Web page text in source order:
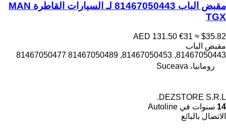
مقبض الباب 81467050443 لـ السيارات القاطرة MAN
TGX
AED 131.50 €31 ≈ $35.82
مقبض الباب
81467050443, 81467050453, 81467050489 81467050477
رومانيا، Suceava
DEZSTORE S.R.L.
14 سنوات في Autoline
الاتصال بالبائع